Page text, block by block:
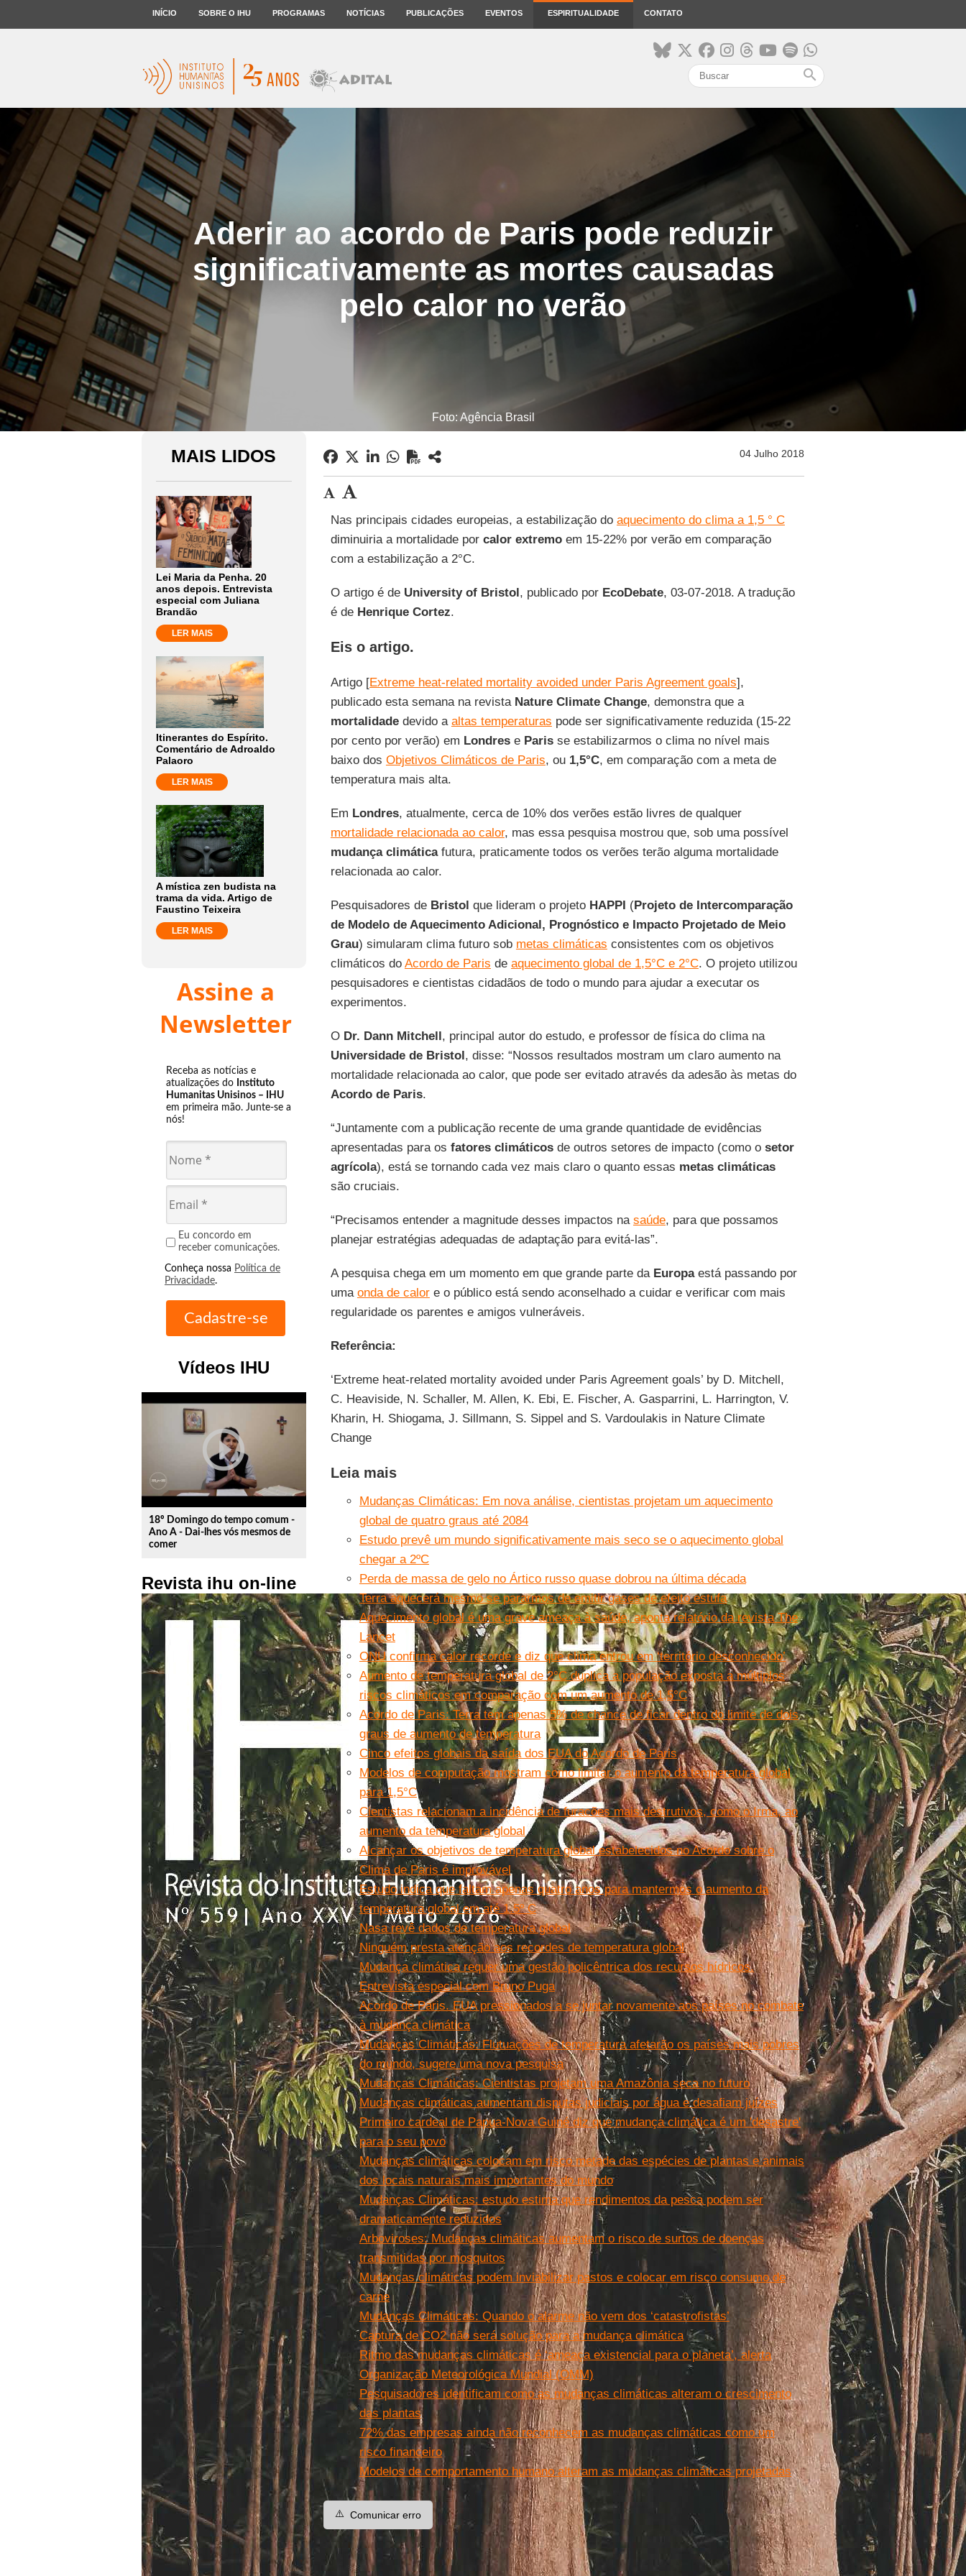
INÍCIO SOBRE O IHU PROGRAMAS NOTÍCIAS PUBLICAÇÕES EVENTOS ESPIRITUALIDADE CONTATO
search
Aderir ao acordo de Paris pode reduzir
significativamente as mortes causadas
pelo calor no verão
Foto: Agência Brasil
MAIS LIDOS
Lei Maria da Penha. 20
anos depois. Entrevista
especial com Juliana
Brandão
LER MAIS
Itinerantes do Espírito.
Comentário de Adroaldo
Palaoro
LER MAIS
A mística zen budista na
trama da vida. Artigo de
Faustino Teixeira
LER MAIS
Assine a
Newsletter
Receba as notícias e
atualizações do Instituto
Humanitas Unisinos – IHU
em primeira mão. Junte-se a
nós!
Eu concordo em
receber comunicações.
Conheça nossa Política de
Privacidade.
Vídeos IHU
play_circle_outline
18º Domingo do tempo comum -
Ano A - Dai-lhes vós mesmos de
comer
Revista ihu on-line
04 Julho 2018
Nas principais cidades europeias, a estabilização do aquecimento do clima a 1,5 ° C
diminuiria a mortalidade por calor extremoem 15-22% por verão em comparação
com a estabilização a 2°C.
O artigo é de University of Bristol, publicado por EcoDebate, 03-07-2018. A tradução
é de Henrique Cortez.
Eis o artigo.
Artigo [Extreme heat-related mortality avoided under Paris Agreement goals],
publicado esta semana na revista Nature Climate Change, demonstra que a
mortalidadedevido a altas temperaturas pode ser significativamente reduzida (15-22
por cento por verão) em LondreseParisse estabilizarmos o clima no nível mais
baixo dos Objetivos Climáticos de Paris, ou 1,5°C, em comparação com a meta de
temperatura mais alta.
Em Londres, atualmente, cerca de 10% dos verões estão livres de qualquer
mortalidade relacionada ao calor, mas essa pesquisa mostrou que, sob uma possível
mudança climáticafutura, praticamente todos os verões terão alguma mortalidade
relacionada ao calor.
Pesquisadores deBristol que lideram o projeto HAPPI (Projeto de Intercomparação
de Modelo de Aquecimento Adicional, Prognóstico e Impacto Projetado de Meio
Grau) simularam clima futuro sob metas climáticas consistentes com os objetivos
climáticos do Acordo de Paris de aquecimento global de 1,5°C e 2°C. O projeto utilizou
pesquisadores e cientistas cidadãos de todo o mundo para ajudar a executar os
experimentos.
O Dr. Dann Mitchell, principal autor do estudo, e professor de física do clima na
Universidade de Bristol, disse: “Nossos resultados mostram um claro aumento na
mortalidade relacionada ao calor, que pode ser evitado através da adesão às metas do
Acordo de Paris.
“Juntamente com a publicação recente de uma grande quantidade de evidências
apresentadas para os fatores climáticosde outros setores de impacto (como o setor
agrícola), está se tornando cada vez mais claro o quanto essas metas climáticas
são cruciais.
“Precisamos entender a magnitude desses impactos na saúde, para que possamos
planejar estratégias adequadas de adaptação para evitá-las”.
A pesquisa chega em um momento em que grande parte daEuropaestá passando por
uma onda de calore o público está sendo aconselhado a cuidar e verificar com mais
regularidade os parentes e amigos vulneráveis.
Referência:
‘Extreme heat-related mortality avoided under Paris Agreement goals’ by D. Mitchell,
C. Heaviside, N. Schaller, M. Allen, K. Ebi, E. Fischer, A. Gasparrini, L. Harrington, V.
Kharin, H. Shiogama, J. Sillmann, S. Sippel and S. Vardoulakis in Nature Climate
Change
Leia mais
Mudanças Climáticas: Em nova análise, cientistas projetam um aquecimento
global de quatro graus até 2084
Estudo prevê um mundo significativamente mais seco se o aquecimento global
chegar a 2ºC
Perda de massa de gelo no Ártico russo quase dobrou na última década
Terra aquecerá mesmo se pararmos de emitir gases de efeito estufa
Aquecimento global é uma grave ameaça à saúde, aponta relatório da revista The
Lancet
ONU confirma calor recorde e diz que clima entrou em ‘território desconhecido’
Aumento de temperatura global de 2°C duplica a população exposta a múltiplos
riscos climáticos em comparação com um aumento de 1,5°C
Acordo de Paris: Terra tem apenas 5% de chance de ficar dentro do limite de dois
graus de aumento de temperatura
Cinco efeitos globais da saída dos EUA do Acordo de Paris
Modelos de computação mostram como limitar o aumento da temperatura global
para 1,5°C
Cientistas relacionam a incidência de furacões mais destrutivos, como o Irma, ao
aumento da temperatura global
Alcançar os objetivos de temperatura global estabelecidos no Acordo sobre o
Clima de Paris é improvável
Estudo indica que faltam apenas quatro anos para mantermos o aumento da
temperatura global em até 1.5º C
Nasa revê dados de temperatura global
Ninguém presta atenção aos recordes de temperatura global
Mudança climática requer uma gestão policêntrica dos recursos hídricos.
Entrevista especial com Bruno Puga
Acordo de Paris. EUA pressionados a se juntar novamente aos países no combate
à mudança climática
Mudanças Climáticas: Flutuações de temperatura afetarão os países mais pobres
do mundo, sugere uma nova pesquisa
Mudanças Climáticas: Cientistas projetam uma Amazônia seca no futuro
Mudanças climáticas aumentam disputas judiciais por água e desafiam juízes
Primeiro cardeal de Papua-Nova Guiné diz que mudança climática é um 'desastre'
para o seu povo
Mudanças climáticas colocam em risco metade das espécies de plantas e animais
dos locais naturais mais importantes do mundo
Mudanças Climáticas: estudo estima que rendimentos da pesca podem ser
dramaticamente reduzidos
Arboviroses: Mudanças climáticas aumentam o risco de surtos de doenças
transmitidas por mosquitos
Mudanças climáticas podem inviabilizar pastos e colocar em risco consumo de
carne
Mudanças Climáticas: Quando o alarme não vem dos ‘catastrofistas’
Captura de CO2 não será solução para a mudança climática
Ritmo das mudanças climáticas é ‘ameaça existencial para o planeta’, alerta
Organização Meteorológica Mundial (OMM)
Pesquisadores identificam como as mudanças climáticas alteram o crescimento
das plantas
72% das empresas ainda não reconhecem as mudanças climáticas como um
risco financeiro
Modelos de comportamento humano alteram as mudanças climáticas projetadas
⚠️ Comunicar erro